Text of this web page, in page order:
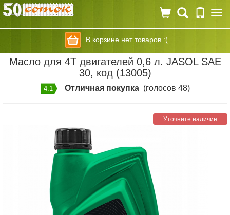
В корзине нет товаров :(
Масло для 4T двигателей 0,6 л. JASOL SAE
30, код (13005)
4.1 Отличная покупка(голосов 48)
Уточните наличие